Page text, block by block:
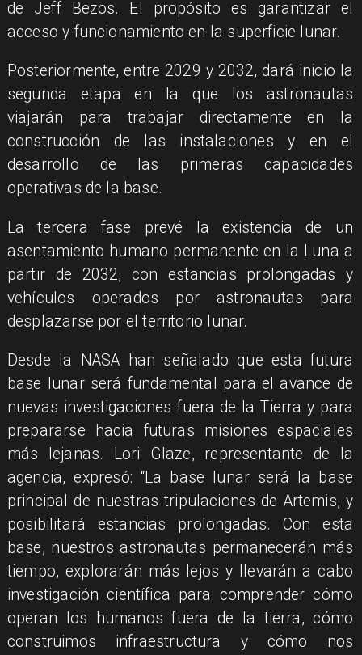
de Jeff Bezos. El propósito es garantizar el
acceso y funcionamiento en la superficie lunar.
Posteriormente, entre 2029 y 2032, dará inicio la
segunda etapa en la que los astronautas
viajarán para trabajar directamente en la
construcción de las instalaciones y en el
desarrollo de las primeras capacidades
operativas de la base.
La tercera fase prevé la existencia de un
asentamiento humano permanente en la Luna a
partir de 2032, con estancias prolongadas y
vehículos operados por astronautas para
desplazarse por el territorio lunar.
Desde la NASA han señalado que esta futura
base lunar será fundamental para el avance de
nuevas investigaciones fuera de la Tierra y para
prepararse hacia futuras misiones espaciales
más lejanas. Lori Glaze, representante de la
agencia, expresó: “La base lunar será la base
principal de nuestras tripulaciones de Artemis, y
posibilitará estancias prolongadas. Con esta
base, nuestros astronautas permanecerán más
tiempo, explorarán más lejos y llevarán a cabo
investigación científica para comprender cómo
operan los humanos fuera de la tierra, cómo
construimos infraestructura y cómo nos